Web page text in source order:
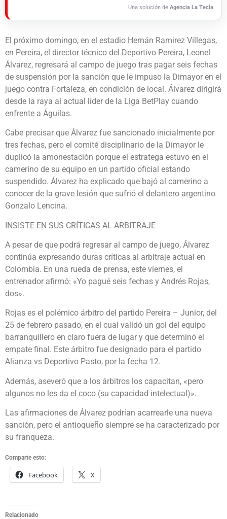
Una solución de Agencia La Tecla
El próximo domingo, en el estadio Hernán Ramirez Villegas,
en Pereira, el director técnico del Deportivo Pereira, Leonel
Álvarez, regresará al campo de juego tras pagar seis fechas
de suspensión por la sanción que le impuso la Dimayor en el
juego contra Fortaleza, en condición de local. Álvarez dirigirá
desde la raya al actual líder de la Liga BetPlay cuando
enfrente a Águilas.
Cabe precisar que Álvarez fue sancionado inicialmente por
tres fechas, pero el comité disciplinario de la Dimayor le
duplicó la amonestación porque el estratega estuvo en el
camerino de su equipo en un partido oficial estando
suspendido. Álvarez ha explicado que bajó al camerino a
conocer de la grave lesión que sufrió el delantero argentino
Gonzalo Lencina.
INSISTE EN SUS CRÍTICAS AL ARBITRAJE
A pesar de que podrá regresar al campo de juego, Álvarez
continúa expresando duras críticas al arbitraje actual en
Colombia. En una rueda de prensa, este viernes, el
entrenador afirmó: «Yo pagué seis fechas y Andrés Rojas,
dos».
Rojas es el polémico árbitro del partido Pereira – Junior, del
25 de febrero pasado, en el cual validó un gol del equipo
barranquillero en claro fuera de lugar y que determinó el
empate final. Este árbitro fue designado para el partido
Alianza vs Deportivo Pasto, por la fecha 12.
Además, aseveró que a los árbitros los capacitan, «pero
algunos no les da el coco (su capacidad intelectual)».
Las afirmaciones de Álvarez podrían acarrearle una nueva
sanción, pero el antioqueño siempre se ha caracterizado por
su franqueza.
Comparte esto:
Facebook X
Relacionado